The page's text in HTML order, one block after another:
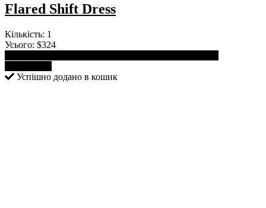
Flared Shift Dress
Кількість: 1
Усього: $324
Успішно додано в кошик